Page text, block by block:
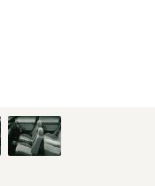
FMC時の20i-Xのフロント (1/4